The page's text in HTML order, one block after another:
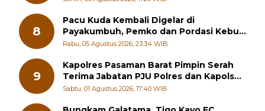
8
Pacu Kuda Kembali Digelar di
Payakumbuh, Pemko dan Pordasi Kebut
Persiapan!
Rabu, 05 Agustus 2026, 23:34 WIB
9
Kapolres Pasaman Barat Pimpin Serah
Terima Jabatan PJU Polres dan Kapolsek
Sungai Beremas
Sabtu, 01 Agustus 2026, 17:40 WIB
10
Bungkam Galatama, Tigo Kayo FC
Menangkan Piala Wali Kota Payakumbuh